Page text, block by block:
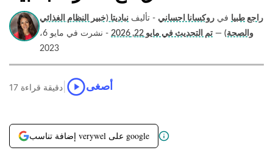
راجع طبيا في روكسانا احساني - تأليف نباديتا (خبير النظام الغذائي
والصحة) — تم التحديث في مايو 22, 2026
- نشرت في مايو 6،
2023
17 دقيقة قراءة أصغى
إضافة تناسب verywel على google